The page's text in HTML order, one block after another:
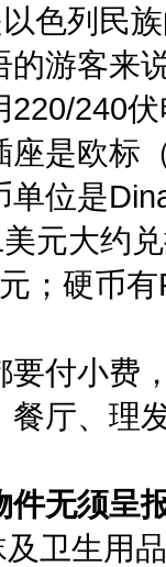
以色列民
的游客来
220/240
座是欧标
单位是
元大约
；硬币
要付小费
餐厅、理
件无须呈
卫生用